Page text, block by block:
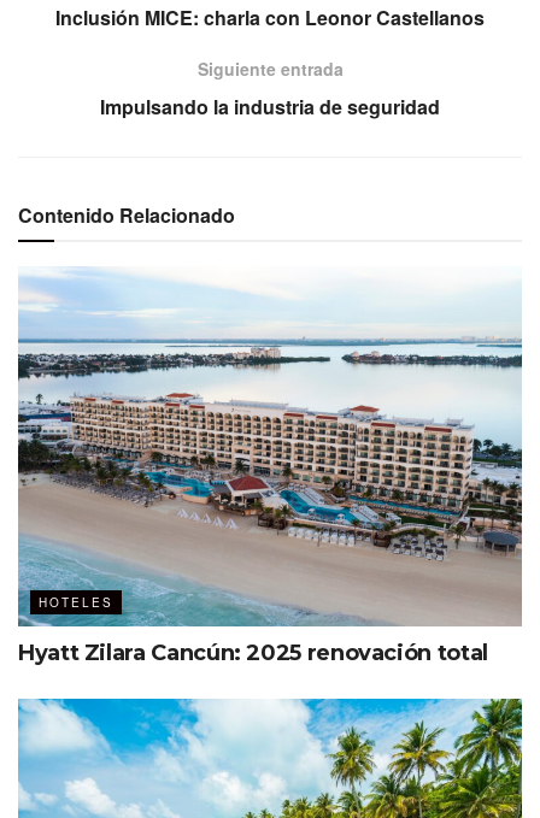
y con el respaldo de la Gobernadora del Estado de
Colima,
grupo con Manzanillo y Colima, impulsando la economía
local y la creación de empleos, al tiempo que apoya a
proveedores locales y promueve la riqueza cultural de la
región.
Wedding & meetings
Las Hadas by Brisas tiene 3 grandes salones flexibles
para encuentros corporativos, el más grande para 150
Inclusión MICE: charla con Leonor Castellanos
Siguiente entrada
Impulsando la industria de seguridad
Contenido Relacionado
HOTELES
Hyatt Zilara Cancún: 2025 renovación total